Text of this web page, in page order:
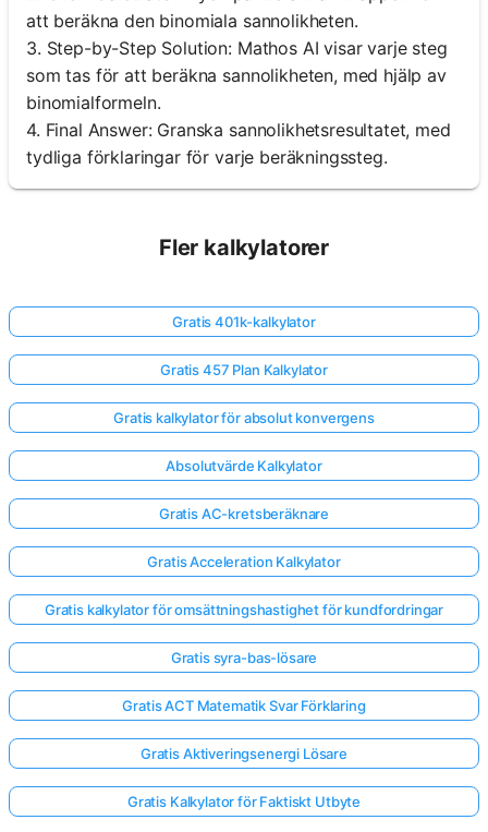
att beräkna den binomiala sannolikheten.
3. Step-by-Step Solution: Mathos AI visar varje steg
som tas för att beräkna sannolikheten, med hjälp av
binomialformeln.
4. Final Answer: Granska sannolikhetsresultatet, med
tydliga förklaringar för varje beräkningssteg.
Fler kalkylatorer
Gratis 401k-kalkylator
Gratis 457 Plan Kalkylator
Gratis kalkylator för absolut konvergens
Absolutvärde Kalkylator
Gratis AC-kretsberäknare
Gratis Acceleration Kalkylator
Gratis kalkylator för omsättningshastighet för kundfordringar
Gratis syra-bas-lösare
Gratis ACT Matematik Svar Förklaring
Gratis Aktiveringsenergi Lösare
Gratis Kalkylator för Faktiskt Utbyte